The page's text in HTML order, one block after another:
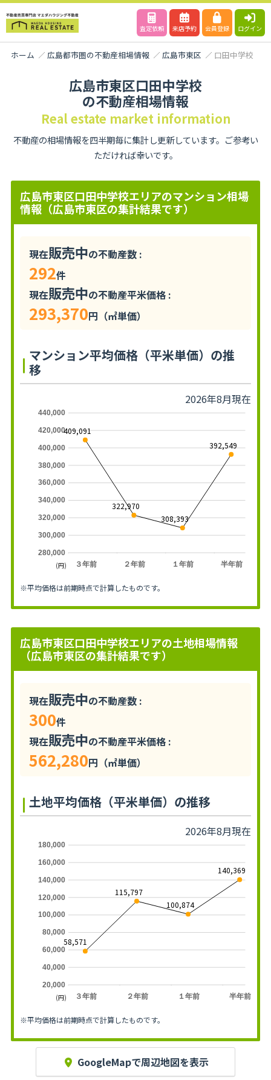
査定依頼 来店予約 会員登録 ログイン
ホーム 広島都市圏の不動産相場情報 広島市東区 口田中学校
広島市東区口田中学校
の不動産相場情報
Real estate market information
不動産の相場情報を四半期毎に集計し更新しています。ご参考い
ただければ幸いです。
広島市東区口田中学校エリアのマンション相場
情報（広島市東区の集計結果です）
現在販売中の不動産数 :
292件
現在販売中の不動産平米価格 :
293,370円（㎡単価）
マンション平均価格（平米単価）の推
移
2026年8月現在
３年前 ２年前 １年前 半年前
280,000
300,000
320,000
340,000
360,000
380,000
400,000
420,000
440,000
409,091
322,970
308,393
392,549
(円)
※平均価格は前期時点で計算したものです。
広島市東区口田中学校エリアの土地相場情報
（広島市東区の集計結果です）
現在販売中の不動産数 :
300件
現在販売中の不動産平米価格 :
562,280円（㎡単価）
土地平均価格（平米単価）の推移
2026年8月現在
３年前 ２年前 １年前 半年前
20,000
40,000
60,000
80,000
100,000
120,000
140,000
160,000
180,000
58,571
115,797
100,874
140,369
(円)
※平均価格は前期時点で計算したものです。
GoogleMapで周辺地図を表示